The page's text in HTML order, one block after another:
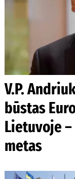
V.P.
būstas
Lietuvoje
metas